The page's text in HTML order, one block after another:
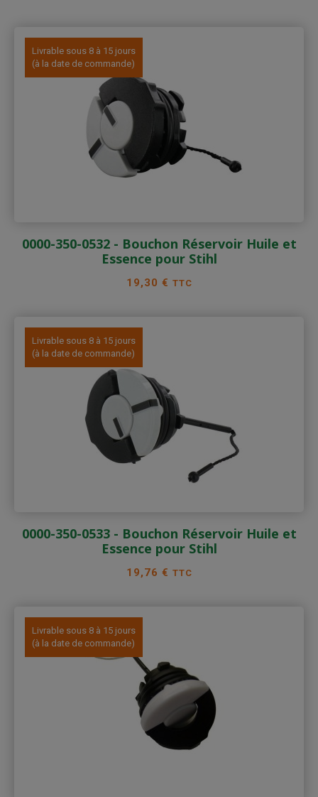
Livrable sous 8 à 15 jours
(à la date de commande)
0000-350-0532 - Bouchon Réservoir Huile et
Essence pour Stihl
Prix
19,30 € TTC
Livrable sous 8 à 15 jours
(à la date de commande)
0000-350-0533 - Bouchon Réservoir Huile et
Essence pour Stihl
Prix
19,76 € TTC
Livrable sous 8 à 15 jours
(à la date de commande)